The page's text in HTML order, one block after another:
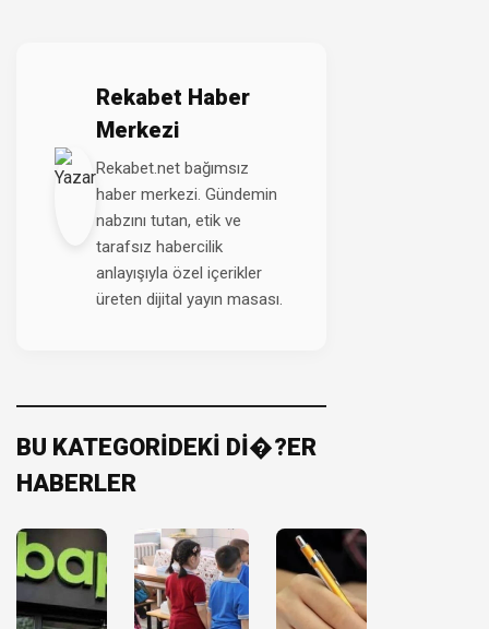
Rekabet Haber
Merkezi
Rekabet.net bağımsız
haber merkezi. Gündemin
nabzını tutan, etik ve
tarafsız habercilik
anlayışıyla özel içerikler
üreten dijital yayın masası.
BU KATEGORİDEKİ Dİ�?ER
HABERLER